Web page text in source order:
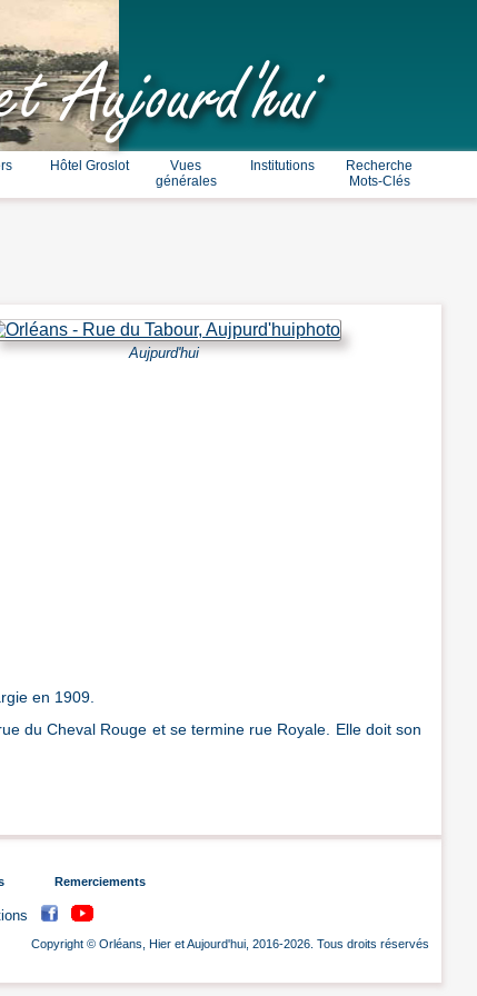
Aujourd'hui
Hôtel Groslot
Vues
générales
Institutions
Recherche
Mots-Clés
Aujpurd'hui
en 1909.
du Cheval Rouge et se termine rue Royale. Elle doit son
Remerciements
Copyright © Orléans, Hier et Aujourd'hui, 2016-2026. Tous droits réservés